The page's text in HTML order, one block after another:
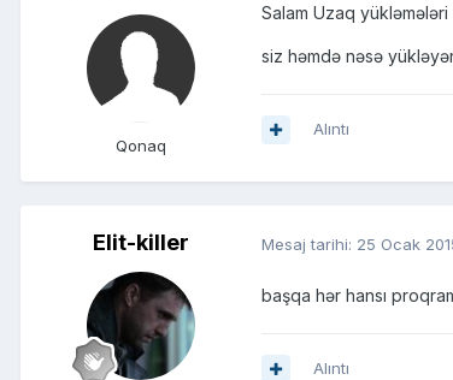
Qonaq
Salam Uzaq yükləmələri
siz həmdə nəsə
Alıntı
Elit-killer Mesaj tarihi: 25 Ocak
başqa hər hansı
Alıntı